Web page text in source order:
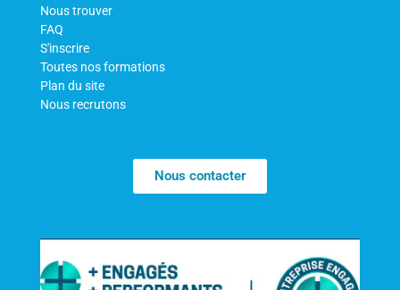
Nous trouver
FAQ
S'inscrire
Toutes nos formations
Plan du site
Nous recrutons
Nous contacter